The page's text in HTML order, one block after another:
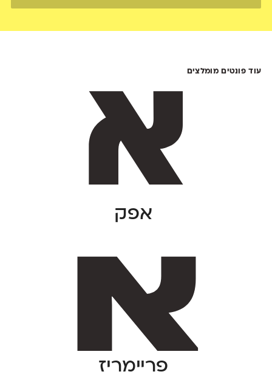
עוד פונטים מומלצים
אפק
פריימריז